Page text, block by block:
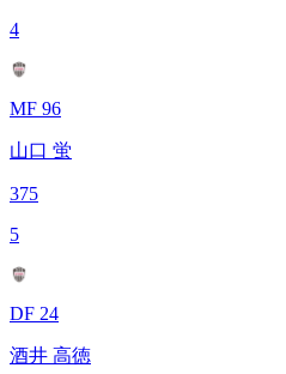
4
MF 96
山口 蛍
375
5
DF 24
酒井 高徳